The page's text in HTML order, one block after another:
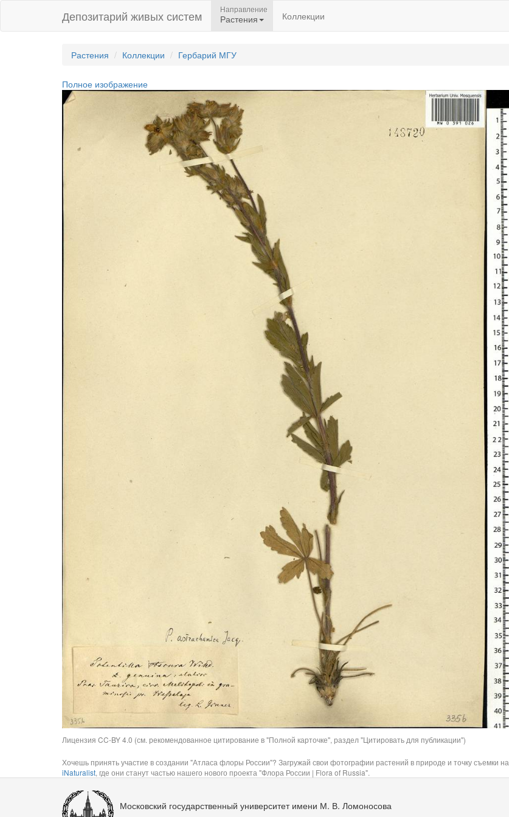
Депозитарий живых систем Направление
Растения Коллекции
Растения Коллекции Гербарий МГУ
Полное изображение
Лицензия CC-BY 4.0 (см. рекомендованное цитирование в "Полной карточке", раздел "Цитировать для публикации")
Хочешь принять участие в создании "Атласа флоры России"? Загружай свои фотографии растений в природе и точку съемки на
iNaturalist, где они станут частью нашего нового проекта "Флора России | Flora of Russia".
Московский государственный университет имени М. В. Ломоносова